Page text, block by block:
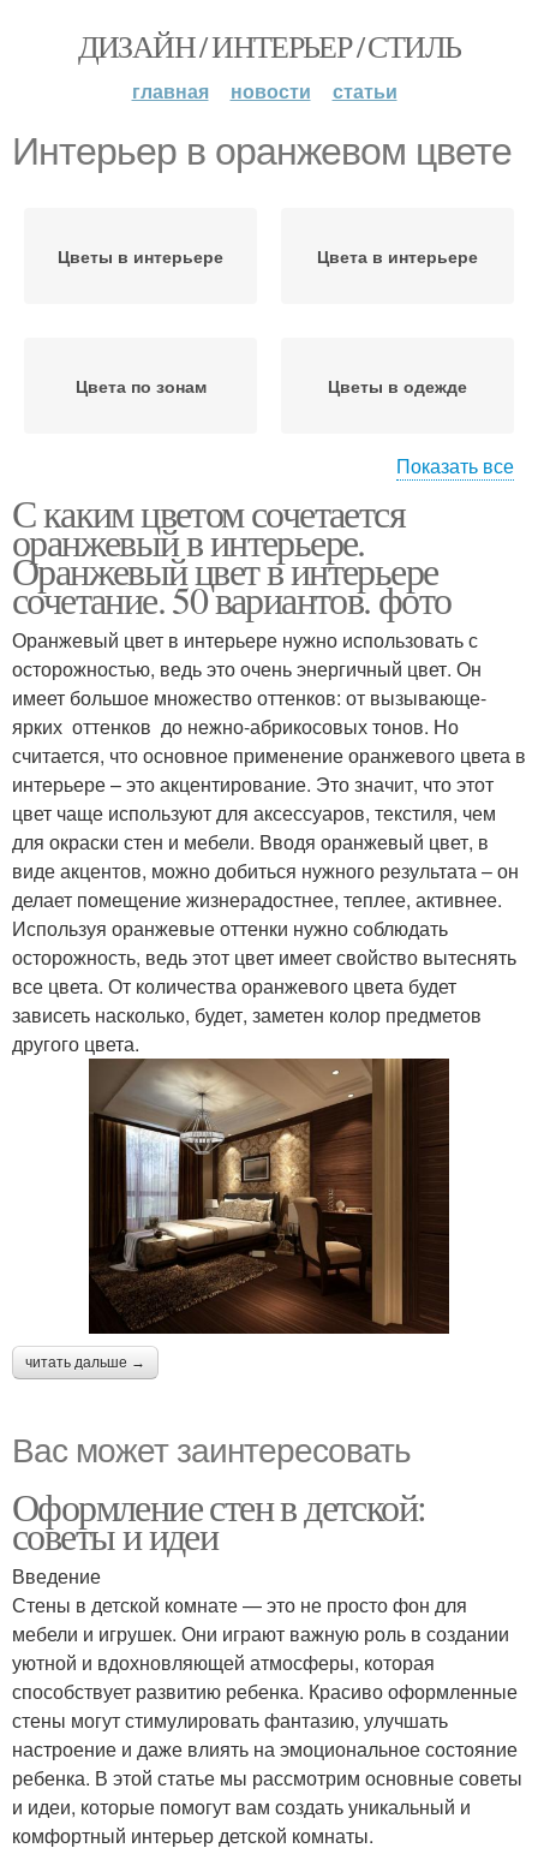
ДИЗАЙН / ИНТЕРЬЕР / СТИЛЬ
главная новости статьи
Интерьер в оранжевом цвете
Цветы в интерьере Цвета в интерьере
Цвета по зонам Цветы в одежде
Оранжевый диван Диван в интерьере
Оранжевые диваны
Показать все
С каким цветом сочетается
оранжевый в интерьере.
Оранжевый цвет в интерьере
сочетание. 50 вариантов. фото
Оранжевый цвет в интерьере нужно использовать с
осторожностью, ведь это очень энергичный цвет. Он
имеет большое множество оттенков: от вызывающе-
ярких оттенков до нежно-абрикосовых тонов. Но
считается, что основное применение оранжевого цвета в
интерьере – это акцентирование. Это значит, что этот
цвет чаще используют для аксессуаров, текстиля, чем
для окраски стен и мебели. Вводя оранжевый цвет, в
виде акцентов, можно добиться нужного результата – он
делает помещение жизнерадостнее, теплее, активнее.
Используя оранжевые оттенки нужно соблюдать
осторожность, ведь этот цвет имеет свойство вытеснять
все цвета. От количества оранжевого цвета будет
зависеть насколько, будет, заметен колор предметов
другого цвета.
читать дальше →
Вас может заинтересовать
Оформление стен в детской:
советы и идеи
Введение
Стены в детской комнате — это не просто фон для
мебели и игрушек. Они играют важную роль в создании
уютной и вдохновляющей атмосферы, которая
способствует развитию ребенка. Красиво оформленные
стены могут стимулировать фантазию, улучшать
настроение и даже влиять на эмоциональное состояние
ребенка. В этой статье мы рассмотрим основные советы
и идеи, которые помогут вам создать уникальный и
комфортный интерьер детской комнаты.